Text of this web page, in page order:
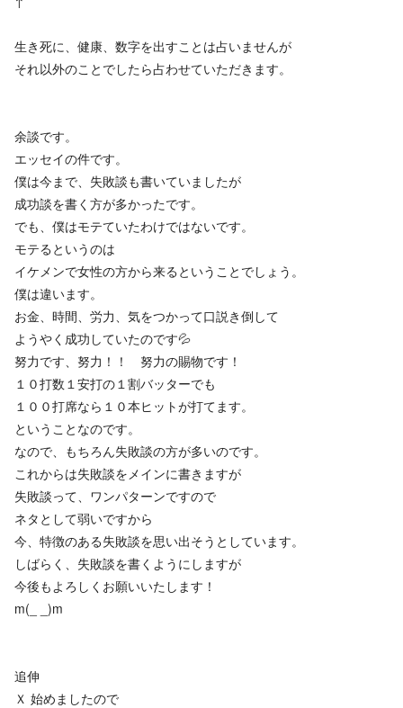
生き死に、健康、数字を出すことは占いませんが
それ以外のことでしたら占わせていただきます。
余談です。
エッセイの件です。
僕は今まで、失敗談も書いていましたが
成功談を書く方が多かったです。
でも、僕はモテていたわけではないです。
モテるというのは
イケメンで女性の方から来るということでしょう。
僕は違います。
お金、時間、労力、気をつかって口説き倒して
ようやく成功していたのです💦
努力です、努力！！ 努力の賜物です！
１０打数１安打の１割バッターでも
１００打席なら１０本ヒットが打てます。
ということなのです。
なので、もちろん失敗談の方が多いのです。
これからは失敗談をメインに書きますが
失敗談って、ワンパターンですので
ネタとして弱いですから
今、特徴のある失敗談を思い出そうとしています。
しばらく、失敗談を書くようにしますが
今後もよろしくお願いいたします！
m(_ _)m
追伸
Ｘ 始めましたので